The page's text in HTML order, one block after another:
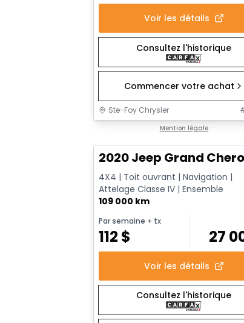
Voir les détails
Consultez l'historique
Commencer votre achat
Ste-Foy Chrysler
Mention légale
Très bonne offre
2020 Jeep Grand
4X4 | Toit ouvrant | Navigation |
Attelage Classe IV | Ensemble
109 000 km
Par semaine + tx
112 $ 27
Voir les détails
Consultez l'historique